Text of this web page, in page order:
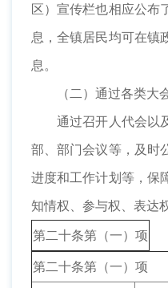
区）宣传栏也相应公布
息，全镇居民均可在镇
息。
（二）通过各类大会
通过召开人代会以
部、部门会议等，及时
进度和工作计划等，保
知情权、参与权、表达
第二十条第（一）项
第二十条第（一）项